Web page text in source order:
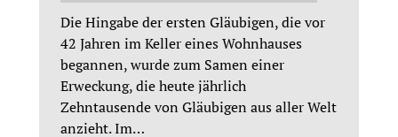
Die Hingabe der ersten Gläubigen, die vor
42 Jahren im Keller eines Wohnhauses
begannen, wurde zum Samen einer
Erweckung, die heute jährlich
Zehntausende von Gläubigen aus aller Welt
anzieht. Im…